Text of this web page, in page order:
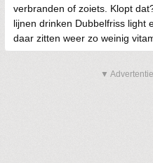
verbranden of zoiets. Klopt
lijnen drinken Dubbelfriss light
daar zitten weer zo weinig
▼